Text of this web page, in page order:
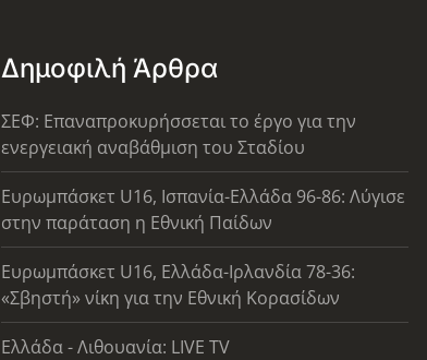
Δημοφιλή Άρθρα
ΣΕΦ: Επαναπροκυρήσσεται το έργο για την
ενεργειακή αναβάθμιση του Σταδίου
Ευρωμπάσκετ U16, Ισπανία-Ελλάδα 96-86: Λύγισε
στην παράταση η Εθνική Παίδων
Ευρωμπάσκετ U16, Ελλάδα-Ιρλανδία 78-36:
«Σβηστή» νίκη για την Εθνική Κορασίδων
Ελλάδα - Λιθουανία: LIVE TV